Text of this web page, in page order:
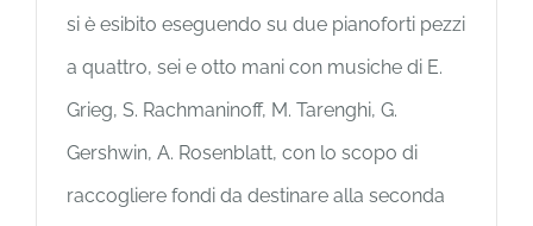
si è esibito eseguendo su due pianoforti pezzi
a quattro, sei e otto mani con musiche di E.
Grieg, S. Rachmaninoff, M. Tarenghi, G.
Gershwin, A. Rosenblatt, con lo scopo di
raccogliere fondi da destinare alla seconda